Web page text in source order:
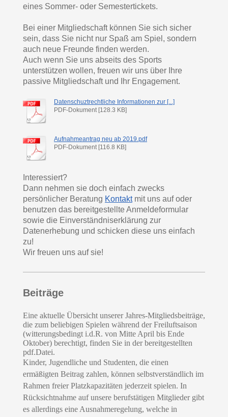
eines Sommer- oder Semestertickets.
Bei einer Mitgliedschaft können Sie sich sicher
sein, dass Sie nicht nur Spaß am Spiel, sondern
auch neue Freunde finden werden.
Auch wenn Sie uns abseits des Sports
unterstützen wollen, freuen wir uns über Ihre
passive Mitgliedschaft und Ihr Engagement.
Datenschuztrechtliche Informationen zur [...]
PDF-Dokument [128.3 KB]
Aufnahmeantrag neu ab 2019.pdf
PDF-Dokument [116.8 KB]
Interessiert?
Dann nehmen sie doch einfach zwecks
persönlicher Beratung Kontaktmit uns auf oder
benutzen das bereitgestellte Anmeldeformular
sowie die Einverständniserklärung zur
Datenerhebung und schicken diese uns einfach
zu!
Wir freuen uns auf sie!
Beiträge
Eine aktuelle Übersicht unserer Jahres-Mitgliedsbeiträge,
die zum beliebigen Spielen während der Freiluftsaison
(witterungsbedingt i.d.R. von Mitte April bis Ende
Oktober) berechtigt, finden Sie in der bereitgestellten
pdf.Datei.
Kinder, Jugendliche und Studenten, die einen
ermäßigten Beitrag zahlen, können selbstverständlich im
Rahmen freier Platzkapazitäten jederzeit spielen. In
Rücksichtnahme auf unsere berufstätigen Mitglieder gibt
es allerdings eine Ausnahmeregelung, welche in